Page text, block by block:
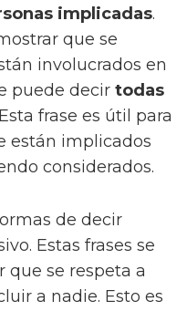
implicadas.
que se
involucrados en
puede decir todas
frase es útil para
están implicados
considerados.
de decir
Estas frases se
que se respeta a
a nadie. Esto es